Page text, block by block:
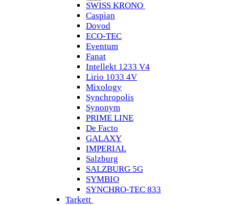
SWISS KRONO
Caspian
Dovod
ECO-TEC
Eventum
Fanat
Intellekt 1233 V4
Lirio 1033 4V
Mixology
Synchropolis
Synonym
PRIME LINE
De Facto
GALAXY
IMPERIAL
Salzburg
SALZBURG 5G
SYMBIO
SYNCHRO-TEC 833
Tarkett